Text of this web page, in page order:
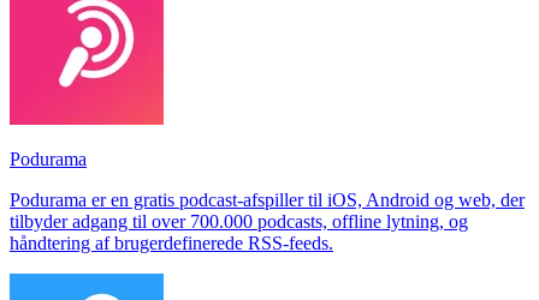
Podurama
Podurama er en gratis podcast-afspiller til iOS, Android og web, der
tilbyder adgang til over 700.000 podcasts, offline lytning, og
håndtering af brugerdefinerede RSS-feeds.